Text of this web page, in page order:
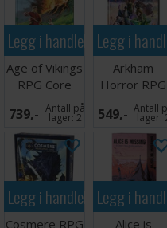
Legg i handlekurven
Age of Vikings
RPG Core
Rulebook
739,- Antall på
lager:2
Legg i
Arkham
Horror RPG
Dreams of
Kingsport
549,- Antall
lager:
Legg i handlekurven
Cosmere RPG
Legg i
Alice is